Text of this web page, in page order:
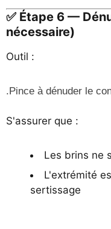
✅ Étape 6 —
nécessaire)
Outil :
.Pince à dénuder le
S'assurer que :
Les brins ne
L'extrémité
sertissage